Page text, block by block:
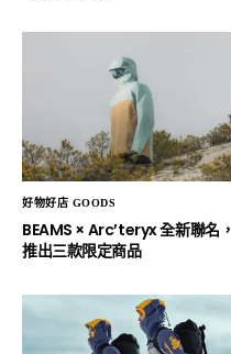
好物好店 GOODS
BEAMS × Arc’teryx 全新聯名，
推出三款限定商品